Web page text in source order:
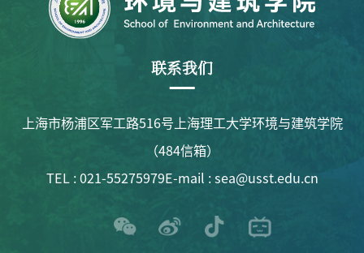
联系我们
上海市杨浦区军工路516号上海理工大学环境与建筑学院
（484信箱）
TEL : 021-55275979E-mail : sea@usst.edu.cn